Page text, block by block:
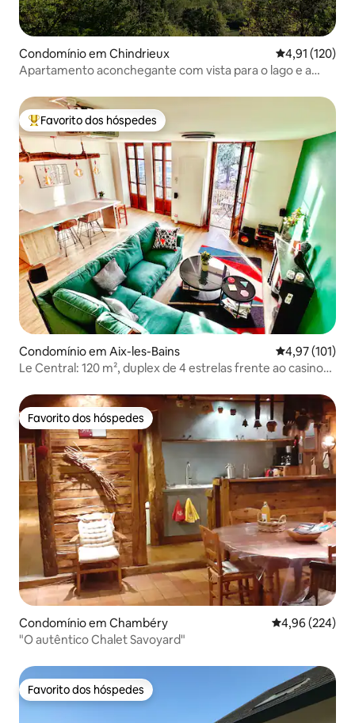
Condomínio em Chindrieux Classificação
4,91 (120)
Apartamento aconchegante com vista para o lago e a
Favoritos dos hóspedes mais apreciados
Favorito dos hóspedes
Condomínio em Aix-les-Bains Classificação
4,97 (101)
Le Central: 120 m², duplex de 4 estrelas frente ao casino
Favorito dos hóspedes
Favorito dos hóspedes
Condomínio em Chambéry Classificação
4,96 (224)
"O autêntico Chalet Savoyard"
Favorito dos hóspedes
Favorito dos hóspedes